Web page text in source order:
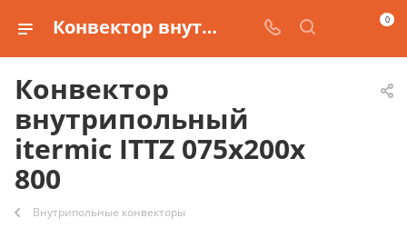
Конвектор внутрипольный itermic ITTZ 075х200х 800 купить 0
Конвектор
внутрипольный
itermic ITTZ 075х200х
800
Внутрипольные конвекторы